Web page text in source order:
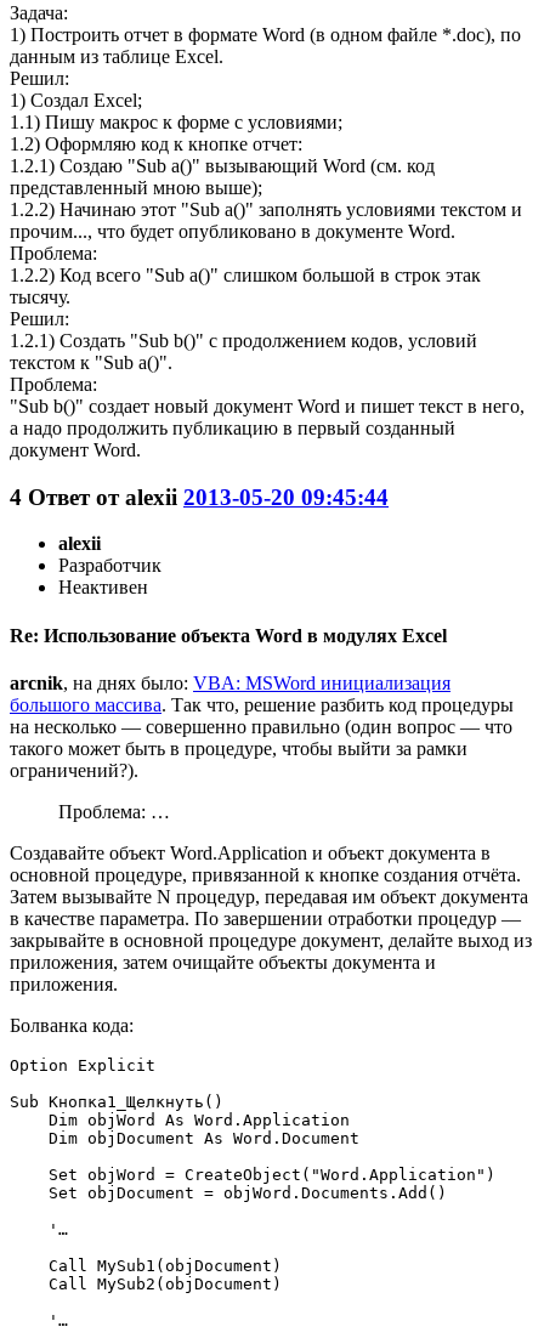
Задача:
1) Построить отчет в формате Word (в одном файле *.doc), по
данным из таблице Excel.
Решил:
1) Создал Excel;
1.1) Пишу макрос к форме с условиями;
1.2) Оформляю код к кнопке отчет:
1.2.1) Создаю "Sub a()" вызывающий Word (см. код
представленный мною выше);
1.2.2) Начинаю этот "Sub a()" заполнять условиями текстом и
прочим..., что будет опубликовано в документе Word.
Проблема:
1.2.2) Код всего "Sub a()" слишком большой в строк этак
тысячу.
Решил:
1.2.1) Создать "Sub b()" с продолжением кодов, условий
текстом к "Sub a()".
Проблема:
"Sub b()" создает новый документ Word и пишет текст в него,
а надо продолжить публикацию в первый созданный
документ Word.
4 Ответ отalexii 2013-05-20 09:45:44
alexii
Разработчик
Неактивен
Re: Использование объекта Word в модулях Excel
arcnik, на днях было: VBA: MSWord инициализация
большого массива. Так что, решение разбить код процедуры
на несколько — совершенно правильно (один вопрос — что
такого может быть в процедуре, чтобы выйти за рамки
ограничений?).
Проблема: …
Создавайте объект Word.Application и объект документа в
основной процедуре, привязанной к кнопке создания отчёта.
Затем вызывайте N процедур, передавая им объект документа
в качестве параметра. По завершении отработки процедур —
закрывайте в основной процедуре документ, делайте выход из
приложения, затем очищайте объекты документа и
приложения.
Болванка кода:
Option Explicit
Sub Кнопка1_Щелкнуть()
    Dim objWord As Word.Application
    Dim objDocument As Word.Document
    Set objWord = CreateObject("Word.Application")
    Set objDocument = objWord.Documents.Add()
    '…
    Call MySub1(objDocument)
    Call MySub2(objDocument)
    '…